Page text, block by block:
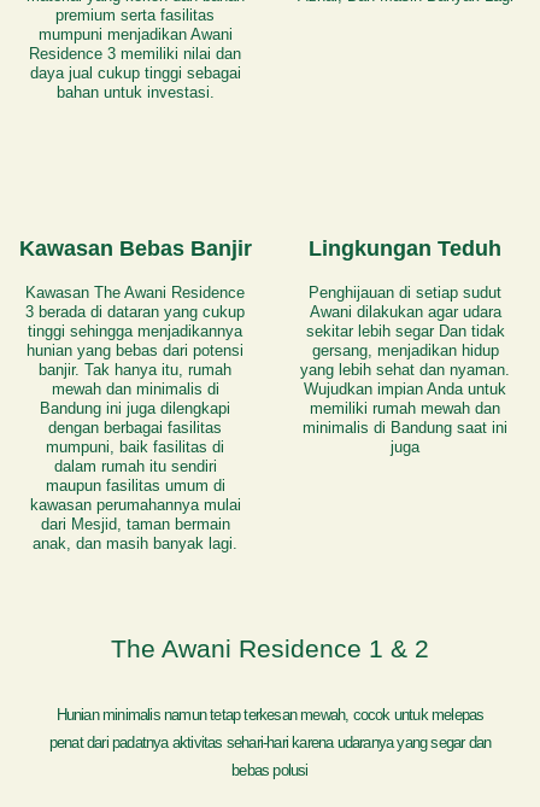
premium serta fasilitas
mumpuni menjadikan Awani
Residence 3 memiliki nilai dan
daya jual cukup tinggi sebagai
bahan untuk investasi.
Kawasan Bebas Banjir
Kawasan The Awani Residence
3 berada di dataran yang cukup
tinggi sehingga menjadikannya
hunian yang bebas dari potensi
banjir. Tak hanya itu, rumah
mewah dan minimalis di
Bandung ini juga dilengkapi
dengan berbagai fasilitas
mumpuni, baik fasilitas di
dalam rumah itu sendiri
maupun fasilitas umum di
kawasan perumahannya mulai
dari Mesjid, taman bermain
anak, dan masih banyak lagi.
Lingkungan Teduh
Penghijauan di setiap sudut
Awani dilakukan agar udara
sekitar lebih segar Dan tidak
gersang, menjadikan hidup
yang lebih sehat dan nyaman.
Wujudkan impian Anda untuk
memiliki rumah mewah dan
minimalis di Bandung saat ini
juga
The Awani Residence 1 & 2
Hunian minimalis namun tetap terkesan mewah, cocok untuk melepas
penat dari padatnya aktivitas sehari-hari karena udaranya yang segar dan
bebas polusi